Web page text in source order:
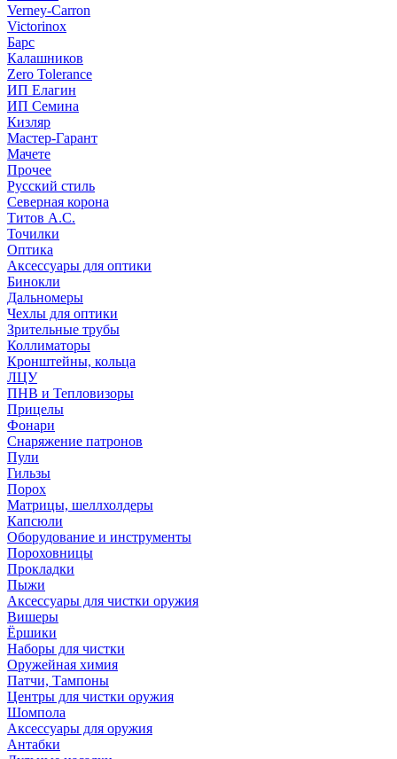
Verney-Carron
Victorinox
Барс
Калашников
Zero Tolerance
ИП Елагин
ИП Семина
Кизляр
Мастер-Гарант
Мачете
Прочее
Русский стиль
Северная корона
Титов А.С.
Точилки
Оптика
Аксессуары для оптики
Бинокли
Дальномеры
Чехлы для оптики
Зрительные трубы
Коллиматоры
Кронштейны, кольца
ЛЦУ
ПНВ и Тепловизоры
Прицелы
Фонари
Снаряжение патронов
Пули
Гильзы
Порох
Матрицы, шеллхолдеры
Капсюли
Оборудование и инструменты
Пороховницы
Прокладки
Пыжи
Аксессуары для чистки оружия
Вишеры
Ёршики
Наборы для чистки
Оружейная химия
Патчи, Тампоны
Центры для чистки оружия
Шомпола
Аксессуары для оружия
Антабки